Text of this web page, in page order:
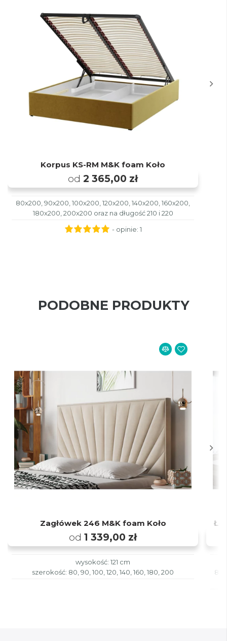
Korpus KS-RM M&K foam Koło
od 2 365,00 zł
80x200, 90x200, 100x200, 120x200, 140x200, 160x200,
180x200, 200x200 oraz na długość 210 i 220
- opinie: 1
PODOBNE PRODUKTY
Zagłówek 246 M&K foam Koło
od 1 339,00 zł
wysokość: 121 cm
szerokość: 80, 90, 100, 120, 140, 160, 180, 200